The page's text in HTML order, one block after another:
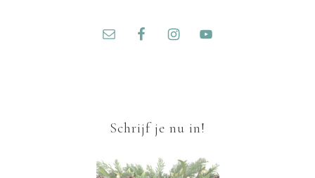
Schrijf je nu in!